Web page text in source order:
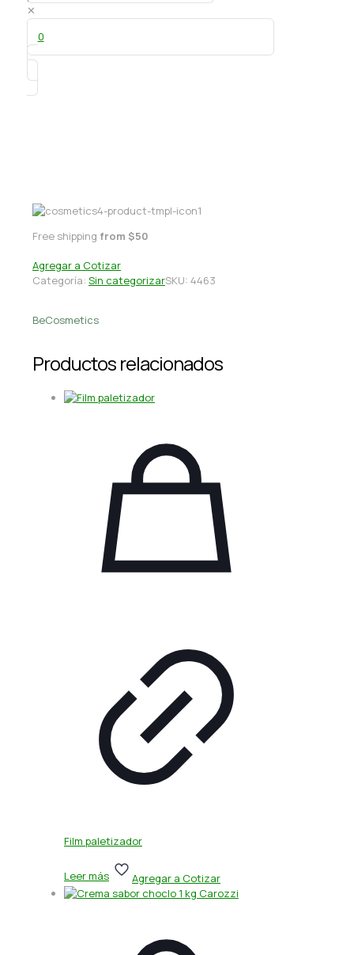
✕
0
Free shipping from $50
Agregar a Cotizar
Categoría: Sin categorizarSKU: 4463
BeCosmetics
Productos relacionados
Film paletizador
Leer más Agregar a Cotizar